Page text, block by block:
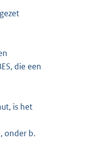
die een
is het
onder b.